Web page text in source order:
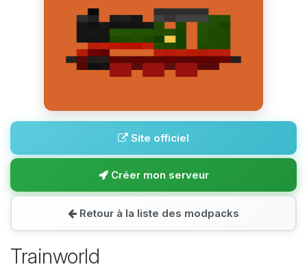
Site officiel
Créer mon serveur
Retour à la liste des modpacks
Trainworld